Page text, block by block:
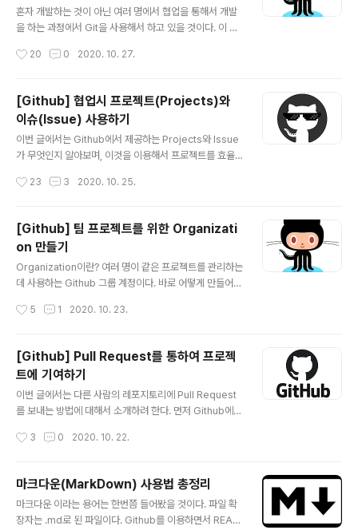
혼자 개발하는 것이 아닌 여러 명에서 협업을 통해서 개발
을 하는 과정에서 Git을 사용해서 하고 있을 것이다. 이 때
맞게 브랜치를 나눠서 개발을 하고 있을 것이다. 그러면 브
때 바로 머지하면될까? 아니다. 이럴 때 하기 전에 한 단계
절차가 있는데 이것이 Pull Request이다. 풀 리퀘스트,
줄여서 PR은 팀원들과 협업을 할 때 가장 중요한 기능으
로, 머지를 하기 전 확인을 받는 절차이다. 여기서 확인이라
w를 통해서 확인하는 절차에 대해서 알아보려 한다. 이제
20 0 2020. 10. 27.
[Github] 협업시 프로젝트(Projects)와
이슈(Issue) 사용하기
이번 글에서는 Github에서 제공하는 Projects와 Issue
가 무엇인지 알아보며, 이것을 이용해서 프로젝트를 효율
어가서 자신의 레포지토리 아무거나 들어가보면 아래와 같
떻게 사용하는지 알아보자. 1. Projects란? 프로젝트는 작
업 현황과 진행도를 볼 수 있는 메뉴이다. 이슈, PR(풀 리퀘
스트)들을 하나의 작업으로 구분해 그 작업이 현재 어느 정
도 진행되었는지 확인할 수 있다. To Do : 해야 할 작업 In
Projects를 사용하면 위와 ..
23 3 2020. 10. 25.
[Github] 팀 프로젝트를 위한 Organizati
on 만들기
Organization이란? 여러 명이 같은 프로젝트를 관리하는
데 사용하는 Github 그룹 계정이다. 바로 어떻게 만들어서
와 같이 New organization을 누르자. Github에서 무료
Contact email에는 자신이 메일을 받을 이메일을 적어주
면 된다. 위와 같이 초대하고자 하는 사람의 깃허브 아이디
를 입력하고 Complete setup을 클릭하자. 그 다음 나오
는 설정화면에서 자신의 Organizaiton 목적에 맞게 설정
렀다. ..
5 1 2020. 10. 23.
[Github] Pull Request를 통하여 프로젝
트에 기여하기
이번 글에서는 다른 사람의 레포지토리에 Pull Request
를 보내는 방법에 대해서 소개하려 한다. 먼저 Github에
리에 들어가보자. 나는 SOPT-SERVER-WIKI라는 레퍼
먼저 해당 레포지토리를 Fork를 한 후에 자신의 Github으
로 복사를 하자. 그러면 본인의 Github 저장소에 위와 같
이 만들어진 것을 확인할 수 있다. 그리고 이제 해당 프로젝
트를 자신의 로컬 PC에 Clone을 받아서 작업을 진행해보
3 0 2020. 10. 22.
마크다운(MarkDown) 사용법 총정리
마크다운 이라는 용어는 한번쯤 들어봤을 것이다. 파일 확
장자는 .md로 된 파일이다. Github를 이용하면서 READ